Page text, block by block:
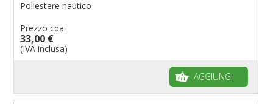
Poliestere nautico
Prezzo cda:
33,00 €
(IVA inclusa)
AGGIUNGI